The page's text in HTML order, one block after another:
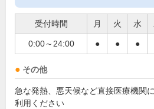
受付時間 月 火 水
0:00～24:00 ● ● ●
その他
急な発熱、悪天候など直接医療機関
利用ください